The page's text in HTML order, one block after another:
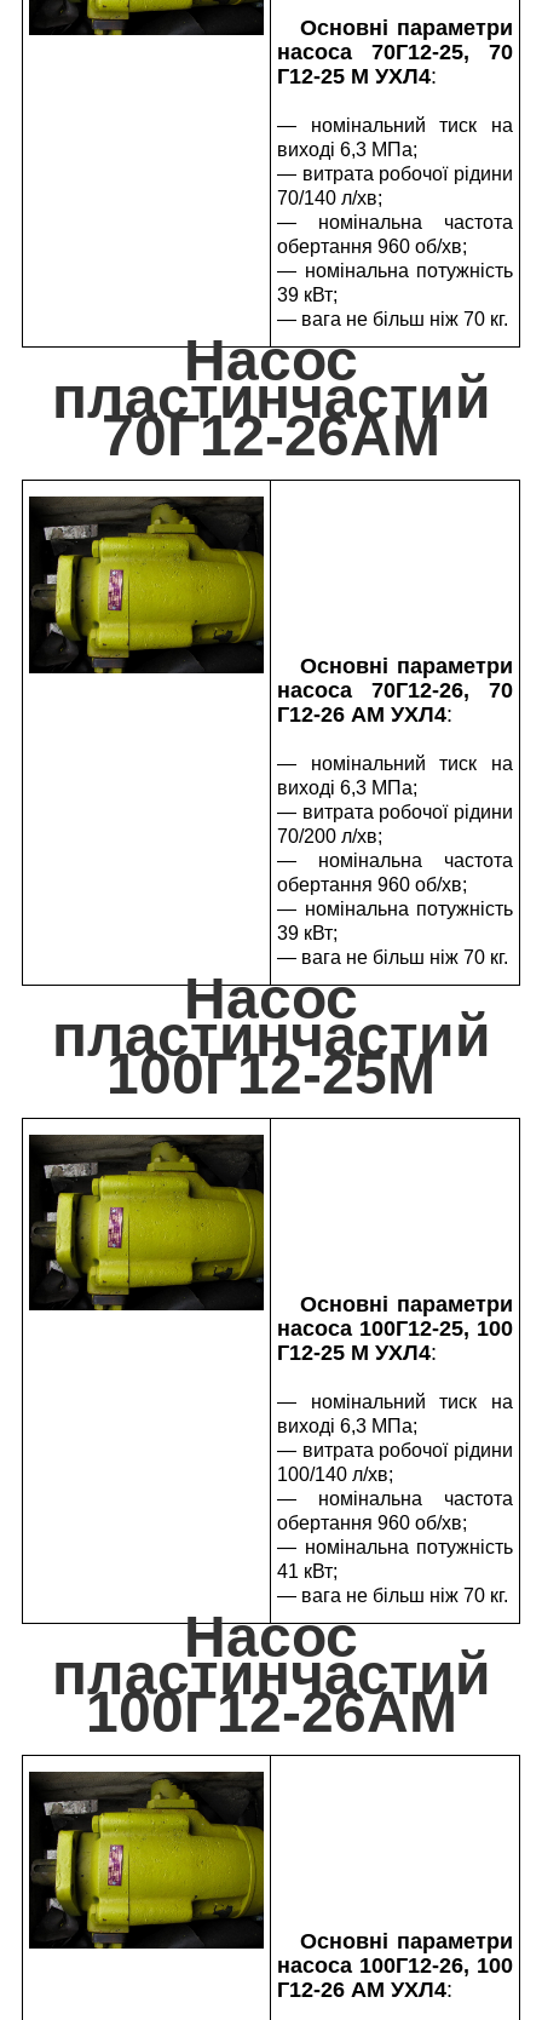
Основні параметри
насоса 70Г12-25, 70
Г12-25 М УХЛ4:
— номінальний тиск на
виході 6,3 МПа;
— витрата робочої рідини
70/140 л/хв;
— номінальна частота
обертання 960 об/хв;
— номінальна потужність
39 кВт;
— вага не більш ніж 70 кг.
Насос
пластинчастий
70Г12-26АМ
Основні параметри
насоса 70Г12-26, 70
Г12-26 АМ УХЛ4:
— номінальний тиск на
виході 6,3 МПа;
— витрата робочої рідини
70/200 л/хв;
— номінальна частота
обертання 960 об/хв;
— номінальна потужність
39 кВт;
— вага не більш ніж 70 кг.
Насос
пластинчастий
100Г12-25М
Основні параметри
насоса 100Г12-25, 100
Г12-25 М УХЛ4:
— номінальний тиск на
виході 6,3 МПа;
— витрата робочої рідини
100/140 л/хв;
— номінальна частота
обертання 960 об/хв;
— номінальна потужність
41 кВт;
— вага не більш ніж 70 кг.
Насос
пластинчастий
100Г12-26АМ
Основні параметри
насоса 100Г12-26, 100
Г12-26 АМ УХЛ4: